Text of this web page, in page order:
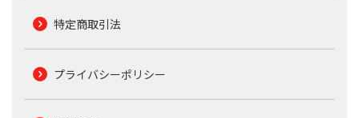
特定商取引法
プライバシーポリシー